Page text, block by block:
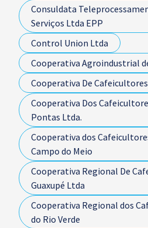
Consuldata
Serviços Ltda EPP
Control Union Ltda
Cooperativa Agroindustrial
Cooperativa De
Cooperativa Dos
Pontas Ltda.
Cooperativa dos
Campo do Meio
Cooperativa Regional De
Guaxupé Ltda
Cooperativa Regional dos
do Rio Verde